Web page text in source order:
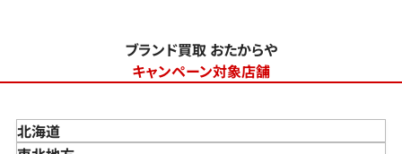
ブランド買取 おたからや
キャンペーン対象店舗
北海道